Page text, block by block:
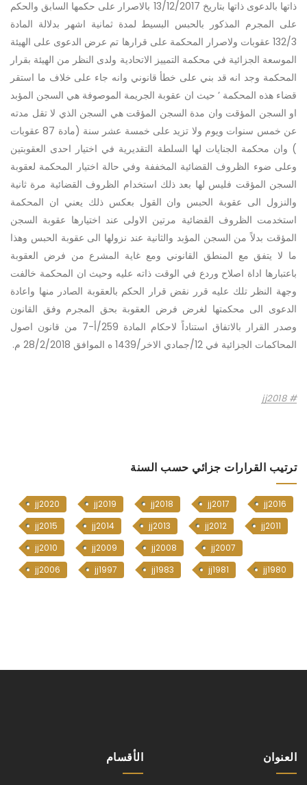
ذاتها بالدعوى ذاتها بتاريخ 13/12/2017 بالاصرار على حكمها السابق والحكم
على المجرم المذكور بالحبس البسيط لمدة ثمانية اشهر بدلالة المادة
132/3 عقوبات ولاصرار المحكمة على قرارها تم عرض الدعوى على الهيئة
الموسعة الجزائية في محكمة التمييز الاتحادية ولدى النظر من الهيئة بقرار
المحكمة وجد انه قد بني على خطأ قانوني وانه جاء على خلاف ما استقر
قضاء هذه المحكمة ’ حيث ان عقوبة الجريمة الموصوفة هي السجن المؤبد
او السجن المؤقت وان مدة السجن المؤقت هي السجن الذي لا تقل مدته
عن خمس سنوات ويوم ولا تزيد على خمسة عشر سنة (مادة 87 عقوبات
) وان محكمة الجنايات لها السلطة التقديرية في اختيار احدى العقوبتين
وعلى ضوء الظروف القضائية المخففة وفي حالة اختيار المحكمة لعقوبة
السجن المؤقت فليس لها بعد ذلك استخدام الظروف القضائية مرة ثانية
والنزول الى عقوبة الحبس وان القول بعكس ذلك يعني ان المحكمة
استخدمت الظروف القضائية مرتين الاولى عند اختيارها عقوبة السجن
المؤقت بدلاً من السجن المؤبد والثانية عند نزولها الى عقوبة الحبس وهذا
ما لا يتفق مع المنطق القانوني ومع غاية المشرع من فرض العقوبة
باعتبارها اداة اصلاح وردع في الوقت ذاته عليه وحيث ان المحكمة خالفت
وجهة النظر تلك عليه قرر نقض قرار الحكم بالعقوبة الصادر منها واعادة
الدعوى الى محكمتها لغرض فرض العقوبة بحق المجرم وفق القانون
وصدر القرار بالاتفاق استناداً لاحكام المادة 259/أ-7 من قانون اصول
المحاكمات الجزائية في 12/جمادي الاخر/1439 ه الموافق 28/2/2018 م.
jj2018
ترتيب القرارات جزائي حسب السنة
jj2020 jj2019 jj2018 jj2017
jj2016
jj2015
jj2014 jj2013 jj2012
jj2011
jj2010
jj2009 jj2008
jj2007
jj2006
jj1997 jj1983 jj1981 jj1980
العنوان الأقسام